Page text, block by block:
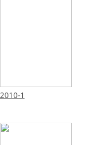
2010-1